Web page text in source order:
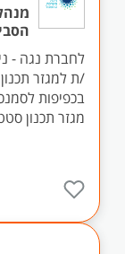
לחברת נגה -
/ת למגזר
בכפיפות
מגזר תכנון